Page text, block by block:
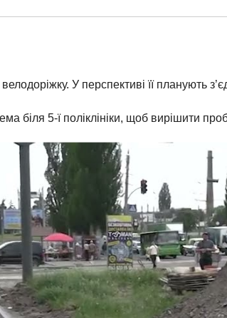
У перспективі її планують
біля 5-ї поліклініки, щоб вирішити